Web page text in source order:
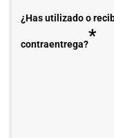
¿Has utilizado o
contraentrega?*